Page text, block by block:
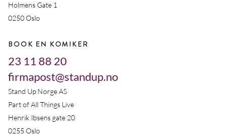
Holmens Gate 1
0250 Oslo
BOOK EN KOMIKER
23 11 88 20
firmapost@standup.no
Stand Up Norge AS
Part of All Things Live
Henrik Ibsens gate 20
0255 Oslo